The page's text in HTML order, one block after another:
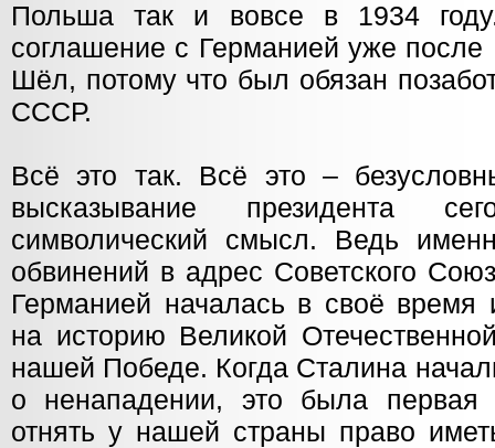
Польша так и вовсе в 1934
соглашение с Германией уже после
Шёл, потому что был обязан
СССР.
Всё это так. Всё это –
высказывание президента
символический смысл. Ведь
обвинений в адрес Советского
Германией началась в своё время
на историю Великой
нашей Победе. Когда Сталина
о ненападении, это была первая
отнять у нашей страны право